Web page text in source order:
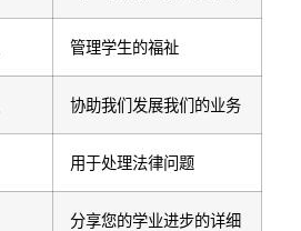
管理学生的福祉
协助我们发展我们的业务
用于处理法律问题
分享您的学业进步的详细